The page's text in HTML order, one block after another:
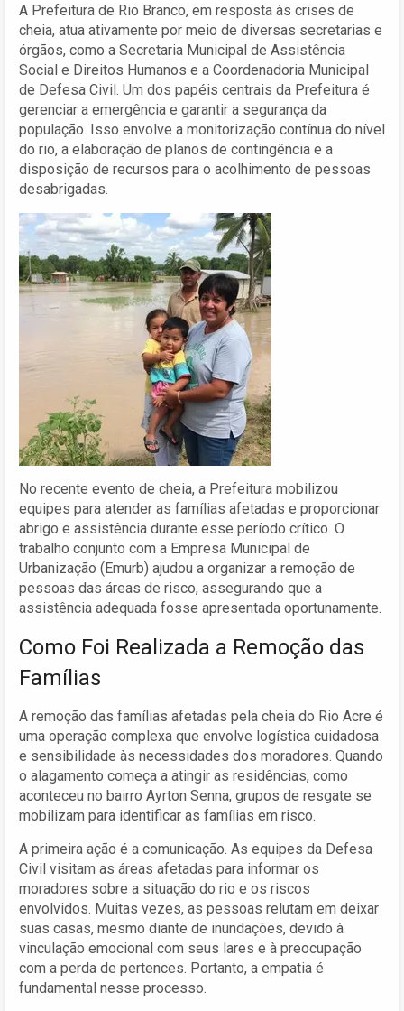
A Prefeitura de Rio Branco, em resposta às crises de
cheia, atua ativamente por meio de diversas secretarias e
órgãos, como a Secretaria Municipal de Assistência
Social e Direitos Humanos e a Coordenadoria Municipal
de Defesa Civil. Um dos papéis centrais da Prefeitura é
gerenciar a emergência e garantir a segurança da
população. Isso envolve a monitorização contínua do nível
do rio, a elaboração de planos de contingência e a
disposição de recursos para o acolhimento de pessoas
desabrigadas.
No recente evento de cheia, a Prefeitura mobilizou
equipes para atender as famílias afetadas e proporcionar
abrigo e assistência durante esse período crítico. O
trabalho conjunto com a Empresa Municipal de
Urbanização (Emurb) ajudou a organizar a remoção de
pessoas das áreas de risco, assegurando que a
assistência adequada fosse apresentada oportunamente.
Como Foi Realizada a Remoção das
Famílias
A remoção das famílias afetadas pela cheia do Rio Acre é
uma operação complexa que envolve logística cuidadosa
e sensibilidade às necessidades dos moradores. Quando
o alagamento começa a atingir as residências, como
aconteceu no bairro Ayrton Senna, grupos de resgate se
mobilizam para identificar as famílias em risco.
A primeira ação é a comunicação. As equipes da Defesa
Civil visitam as áreas afetadas para informar os
moradores sobre a situação do rio e os riscos
envolvidos. Muitas vezes, as pessoas relutam em deixar
suas casas, mesmo diante de inundações, devido à
vinculação emocional com seus lares e à preocupação
com a perda de pertences. Portanto, a empatia é
fundamental nesse processo.